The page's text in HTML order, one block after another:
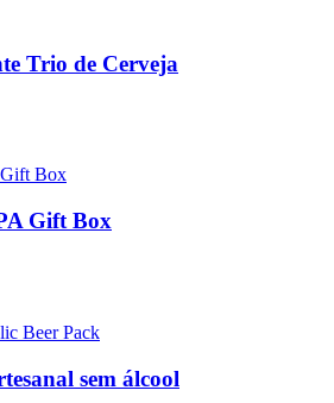
Trio de Cerveja
Gift Box
sem álcool